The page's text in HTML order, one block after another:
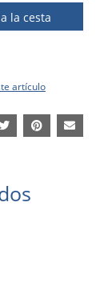
la cesta
artículo